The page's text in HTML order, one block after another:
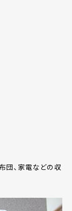
団、家電などの収